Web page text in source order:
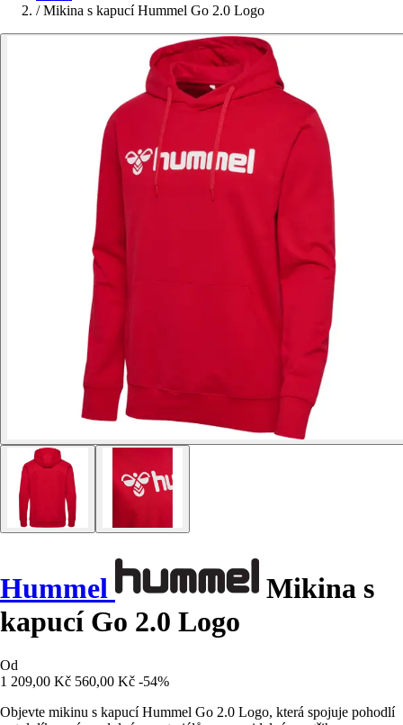
/ Mikina s kapucí Hummel Go 2.0 Logo
Hummel
Mikina s
kapucí Go 2.0 Logo
Od
1 209,00 Kč 560,00 Kč -54%
Objevte mikinu s kapucí Hummel Go 2.0 Logo, která spojuje pohodlí